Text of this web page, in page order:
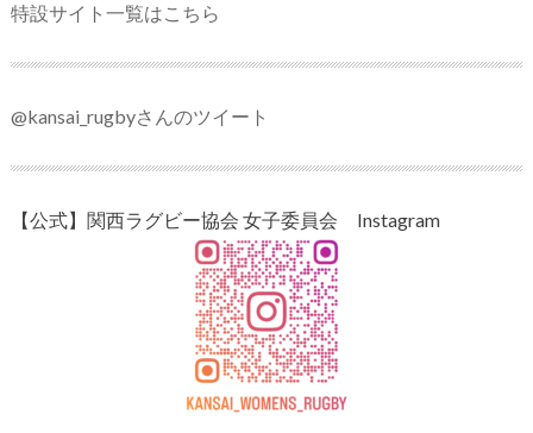
特設サイト一覧はこちら
@kansai_rugbyさんのツイート
【公式】関西ラグビー協会 女子委員会 Instagram